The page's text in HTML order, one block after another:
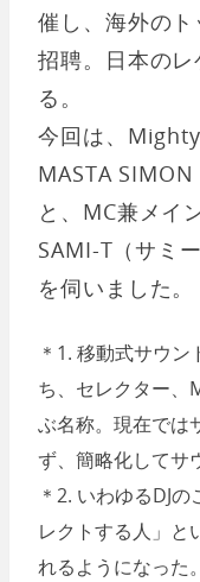
催し、海外の
招聘。日本の
る。
今回は、
MASTA
と、MC兼メイ
SAMI-T（サミ
を伺いました。
＊1. 移動式サウ
ち、セレクター、
ぶ名称。現在では
ず、簡略化してサ
＊2. いわゆるDJ
レクトする人」と
れるようになった